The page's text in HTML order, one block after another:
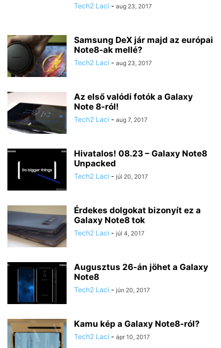
Tech2 Laci - aug 23, 2017
Samsung DeX jár majd az európai
Note8-ak mellé?
Tech2 Laci - aug 23, 2017
Az első valódi fotók a Galaxy
Note 8-ról!
Tech2 Laci - aug 7, 2017
Hivatalos! 08.23 – Galaxy Note8
Unpacked
Tech2 Laci - júl 20, 2017
Érdekes dolgokat bizonyít ez a
Galaxy Note8 tok
Tech2 Laci - júl 4, 2017
Augusztus 26-án jöhet a Galaxy
Note8
Tech2 Laci - jún 20, 2017
Kamu kép a Galaxy Note8-ról?
Tech2 Laci - ápr 10, 2017